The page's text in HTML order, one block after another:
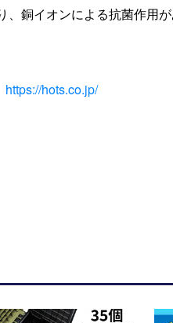
銅イオンによる抗菌作用
https://hots.co.jp/